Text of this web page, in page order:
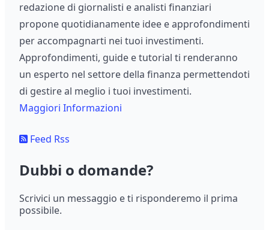
redazione di giornalisti e analisti finanziari
propone quotidianamente idee e approfondimenti
per accompagnarti nei tuoi investimenti.
Approfondimenti, guide e tutorial ti renderanno
un esperto nel settore della finanza permettendoti
di gestire al meglio i tuoi investimenti.
Maggiori Informazioni
Feed Rss
Dubbi o domande?
Scrivici un messaggio e ti risponderemo il prima
possibile.